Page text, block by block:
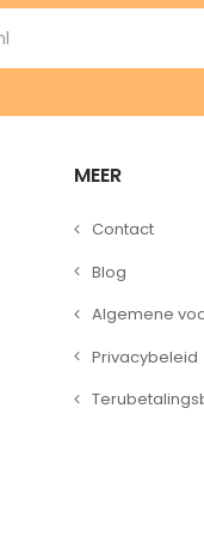
MEER
Contact
Blog
Algemene
Privacybeleid